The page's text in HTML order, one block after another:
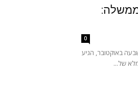
0
באוקטובר, הגיע
של...